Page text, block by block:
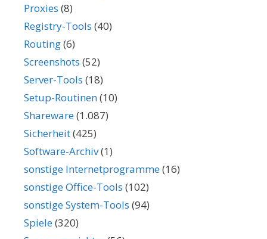
Proxies (8)
Registry-Tools (40)
Routing(6)
Screenshots (52)
Server-Tools (18)
Setup-Routinen(10)
Shareware(1.087)
Sicherheit(425)
Software-Archiv(1)
sonstige Internetprogramme(16)
sonstige Office-Tools (102)
sonstige System-Tools (94)
Spiele(320)